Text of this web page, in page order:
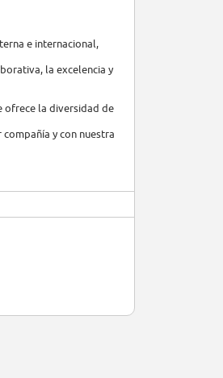
e internacional,
la excelencia y
ofrece la diversidad de
y con nuestra